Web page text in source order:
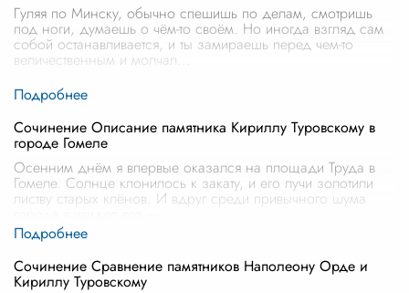
Гуляя по Минску, обычно спешишь по делам, смотришь
под ноги, думаешь о чём-то своём. Но иногда взгляд сам
собой останавливается, и ты замираешь перед чем-то
величественным и молчал
Сочинение Описание памятника Кириллу Туровскому в
городе Гомеле
Осенним днём я впервые оказался на площади Труда в
Гомеле. Солнце клонилось к закату, и его лучи золотили
листву старых клёнов. И вдруг среди привычного шума
Сочинение Сравнение памятников Наполеону Орде и
Кириллу Туровскому